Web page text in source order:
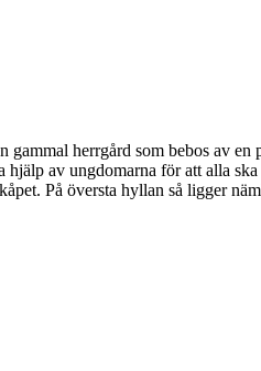
herrgård som bebos av
av ungdomarna för att alla
På översta hyllan så ligger